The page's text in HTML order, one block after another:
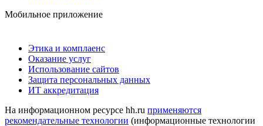
Мобильное приложение
Этика и комплаенс
Оказание услуг
Использование сайтов
Защита персональных данных
ИТ аккредитация
На информационном ресурсе hh.ru применяются
рекомендательные технологии (информационные технологии